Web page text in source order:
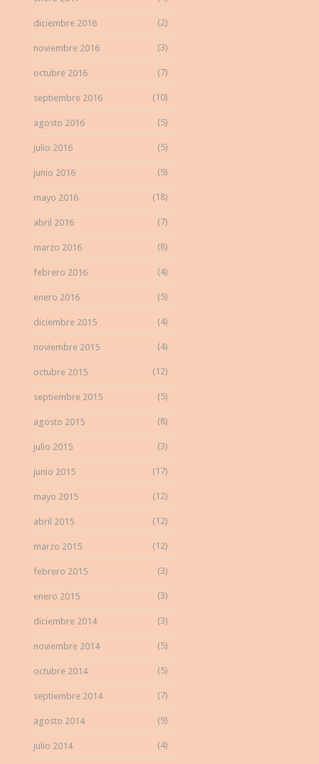
diciembre 2016 (2)
noviembre 2016 (3)
octubre 2016 (7)
septiembre 2016 (10)
agosto 2016 (5)
julio 2016 (5)
junio 2016 (9)
mayo 2016 (18)
abril 2016 (7)
marzo 2016 (8)
febrero 2016 (4)
enero 2016 (5)
diciembre 2015 (4)
noviembre 2015 (4)
octubre 2015 (12)
septiembre 2015 (5)
agosto 2015 (8)
julio 2015 (3)
junio 2015 (17)
mayo 2015 (12)
abril 2015 (12)
marzo 2015 (12)
febrero 2015 (3)
enero 2015 (3)
diciembre 2014 (3)
noviembre 2014 (5)
octubre 2014 (5)
septiembre 2014 (7)
agosto 2014 (9)
julio 2014 (4)